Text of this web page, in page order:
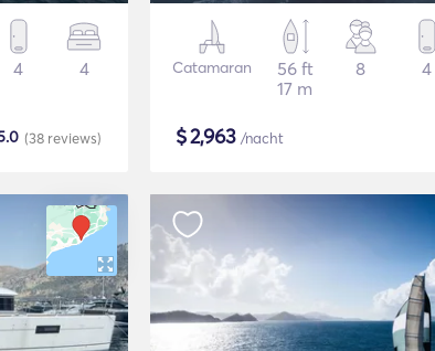
4 4
(38 reviews)
Catamaran
56 ft
17 m
8 4
$2,963 /nacht